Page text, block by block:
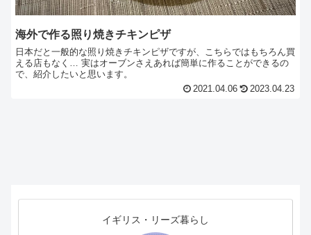
海外で作る照り焼きチキンピザ
日本だと一般的な照り焼きチキンピザですが、こちらではもちろん買
える店もなく… 実はオーブンさえあれば簡単に作ることができるの
で、紹介したいと思います。
2021.04.06 2023.04.23
イギリス・リーズ暮らし